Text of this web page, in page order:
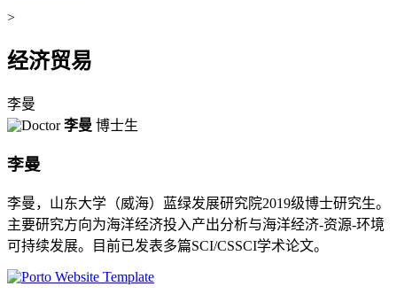
>
经济贸易
李曼
李曼 博士生
李曼
李曼，山东大学（威海）蓝绿发展研究院2019级博士研究生。
主要研究方向为海洋经济投入产出分析与海洋经济-资源-环境
可持续发展。目前已发表多篇SCI/CSSCI学术论文。